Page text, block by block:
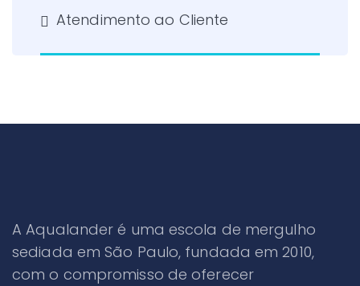
Atendimento ao Cliente
A Aqualander é uma escola de mergulho
sediada em São Paulo, fundada em 2010,
com o compromisso de oferecer